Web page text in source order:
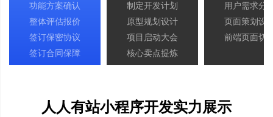
功能方案确认
整体评估报价
签订保密协议
签订合同保障
制定开发计划
原型规划设计
项目启动大会
核心卖点提炼
用户需求分
页面策划设
前端页面切
人人有站小程序开发实力展示